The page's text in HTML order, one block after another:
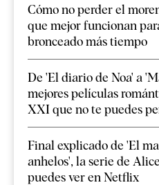
Cómo no perder el
que mejor funcionan
bronceado más tiempo
De 'El diario de Noa' a
mejores películas
XXI que no te puedes
Final explicado de 'El
anhelos', la serie de
puedes ver en Netflix